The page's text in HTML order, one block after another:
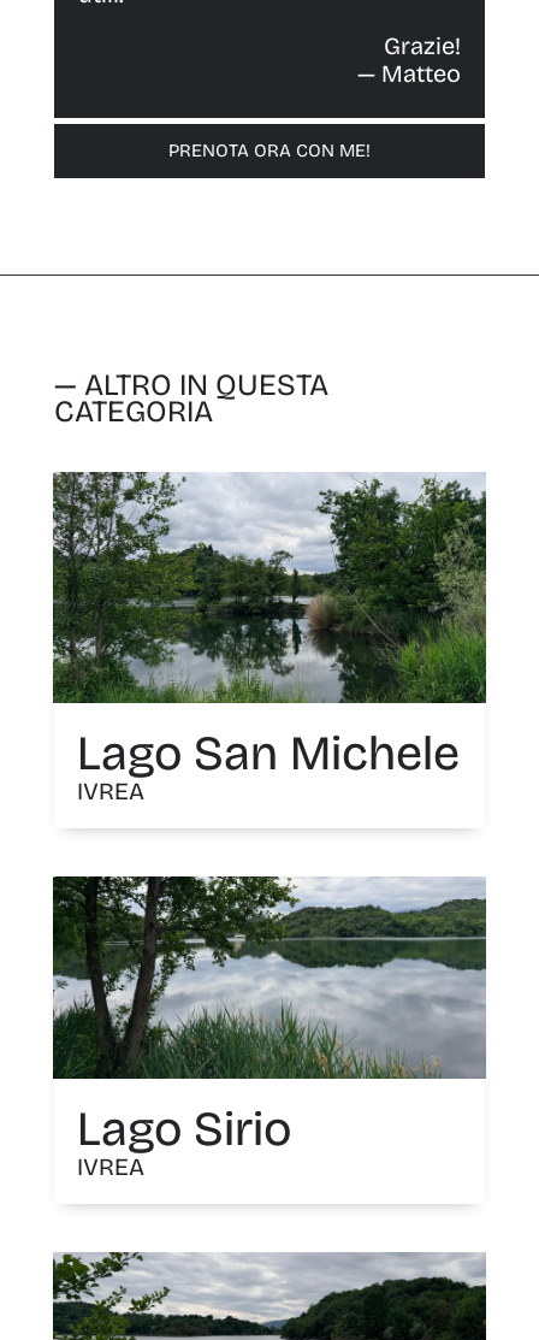
Grazie!
— Matteo
PRENOTA ORA CON ME!
— ALTRO IN QUESTA
CATEGORIA
Lago San Michele
IVREA
Lago Sirio
IVREA